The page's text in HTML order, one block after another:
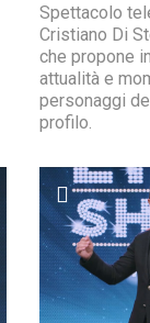
Spettacolo
Cristiano Di
che propone
attualità e
personaggi
profilo.